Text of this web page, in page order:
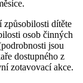
způsobilosti dítěte
osob činných
jsou
dostupného z
zotavovací akce.